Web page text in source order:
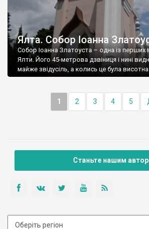
Ялта. Собор Іоанна
Собор Іоанна Златоуста – одна із перших
Ялти. Його 45-метрова дзвіниця і нині
майже звідусіль, а колись це була
1 2 3 4 5
Станьте нашим